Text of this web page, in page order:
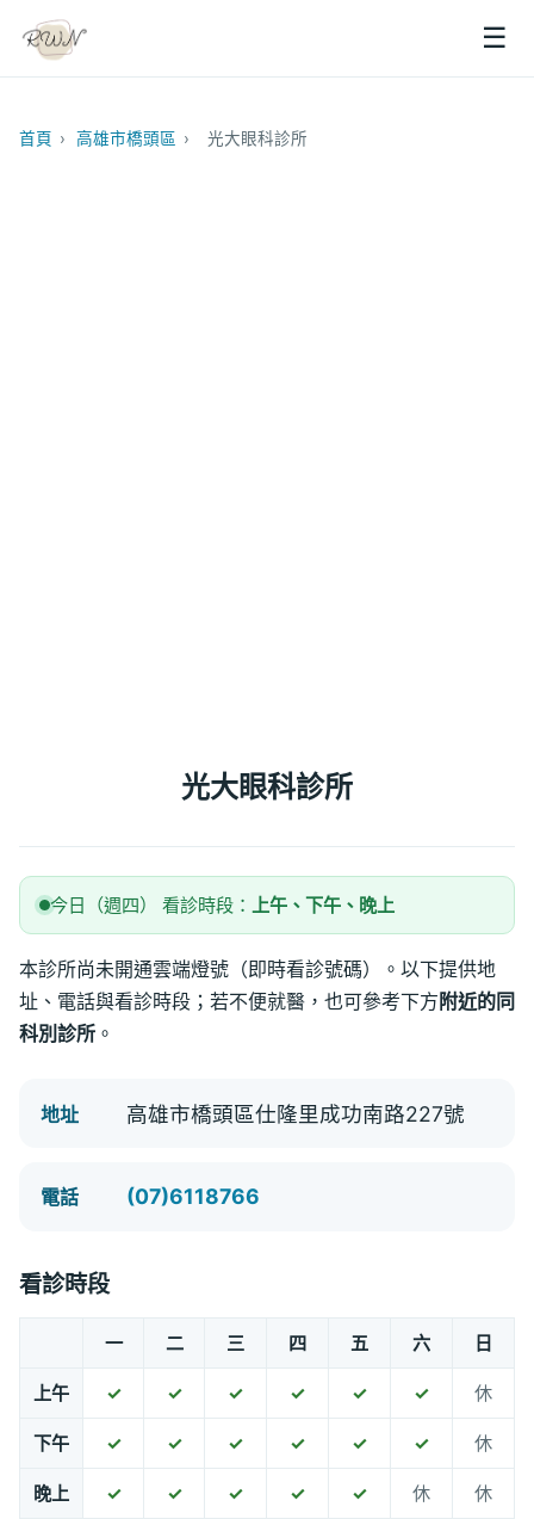
☰
首頁 › 高雄市橋頭區 › 光大眼科診所
光大眼科診所
今日（週四） 看診時段： 上午、下午、晚上
本診所尚未開通雲端燈號（即時看診號碼）。以下提供地
址、電話與看診時段；若不便就醫，也可參考下方 附近的同
科別診所 。
地址 高雄市橋頭區仕隆里成功南路227號
電話 (07)6118766
看診時段
一 二 三 四 五 六 日
上午 ✓ ✓ ✓ ✓ ✓ ✓ 休
下午 ✓ ✓ ✓ ✓ ✓ ✓ 休
晚上 ✓ ✓ ✓ ✓ ✓ 休 休